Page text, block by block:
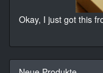
Okay, I just got this